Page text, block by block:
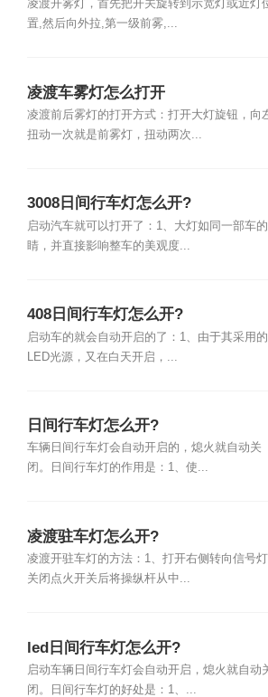
凌渡开雾灯，首先把开关旋转到示宽灯或近灯
置,然后向外拉,第一级前雾,...
凌渡车雾灯怎么打开
凌渡前后雾灯的打开方式：打开大灯旋钮，向
扭动一次就是前雾灯，扭动两次...
3008日间行车灯怎么开?
启动汽车就可以打开了：1、大灯如同一部车
睛，并直接影响整车的美观度...
408日间行车灯怎么开?
启动车的就会自动开启的了：1、由于其采用
LED光源，又在白天开启，...
日间行车灯怎么开?
车辆日间行车灯会自动开启的，熄火就自动关
闭。日间行车灯的作用是：1、使...
凌渡驻车灯怎么开?
凌渡开驻车灯的方法：1、打开右侧转向信号灯
关闭点火开关后将操纵杆从中...
led日间行车灯怎么开?
启动车辆日间行车灯会自动开启，熄火就自动
闭。日间行车灯的好处是：1、...